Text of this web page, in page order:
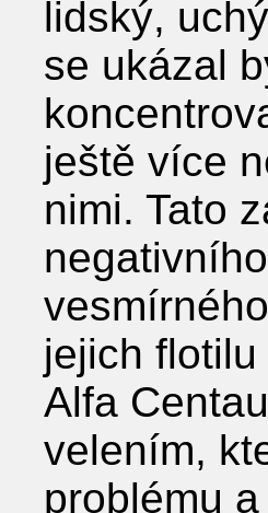
lidský,
se ukázal
ještě více
nimi. Tato
jejich
Alfa
velením,
problému